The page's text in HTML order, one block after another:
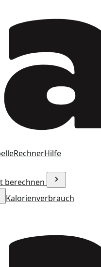
RechnerHilfe
berechnen
Kalorienverbrauch